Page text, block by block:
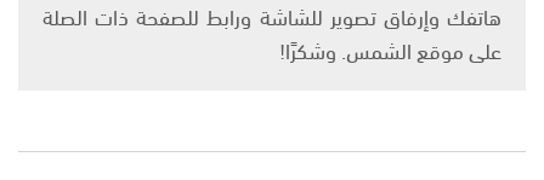
هاتفك وإرفاق تصوير للشاشة ورابط للصفحة ذات الصلة
على موقع الشمس. وشكرًا!